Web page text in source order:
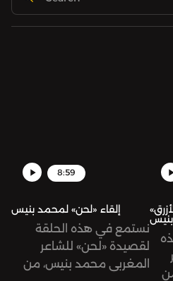
8:59
إلقاء «لحن» لمحمد بنيس
نستمع في هذه الحلقة
لقصيدة «لحن» للشاعر
المغربي محمد بنيس، من